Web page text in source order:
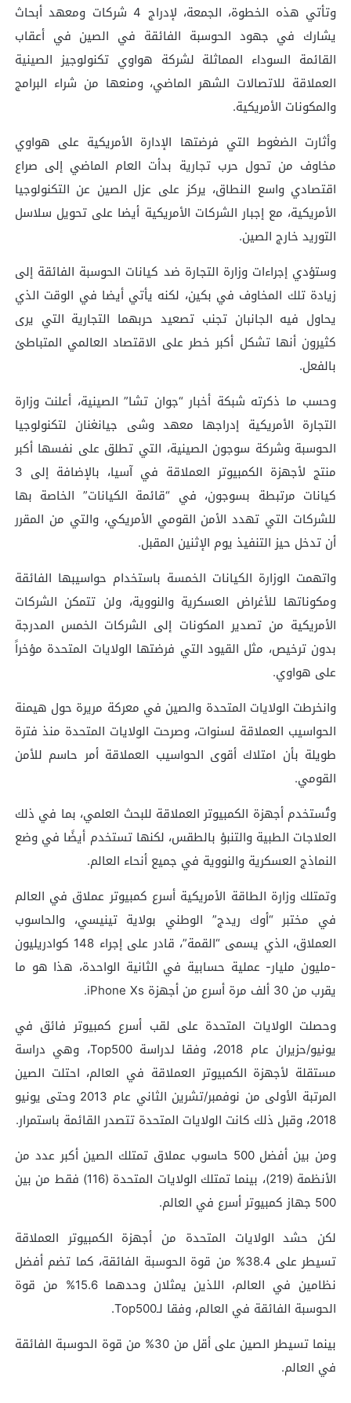
وتأتي هذه الخطوة، الجمعة، لإدراج 4 شركات ومعهد أبحاث
يشارك في جهود الحوسبة الفائقة في الصين في أعقاب
القائمة السوداء المماثلة لشركة هواوي تكنولوجيز الصينية
العملاقة للاتصالات الشهر الماضي، ومنعها من شراء البرامج
والمكونات الأمريكية.
وأثارت الضغوط التي فرضتها الإدارة الأمريكية على هواوي
مخاوف من تحول حرب تجارية بدأت العام الماضي إلى صراع
اقتصادي واسع النطاق، يركز على عزل الصين عن التكنولوجيا
الأمريكية، مع إجبار الشركات الأمريكية أيضا على تحويل سلاسل
التوريد خارج الصين.
وستؤدي إجراءات وزارة التجارة ضد كيانات الحوسبة الفائقة إلى
زيادة تلك المخاوف في بكين، لكنه يأتي أيضا في الوقت الذي
يحاول فيه الجانبان تجنب تصعيد حربهما التجارية التي يرى
كثيرون أنها تشكل أكبر خطر على الاقتصاد العالمي المتباطئ
بالفعل.
وحسب ما ذكرته شبكة أخبار “جوان تشا” الصينية، أعلنت وزارة
التجارة الأمريكية إدراجها معهد وشى جيانغنان لتكنولوجيا
الحوسبة وشركة سوجون الصينية، التي تطلق على نفسها أكبر
منتج لأجهزة الكمبيوتر العملاقة في آسيا، بالإضافة إلى 3
كيانات مرتبطة بسوجون، في “قائمة الكيانات” الخاصة بها
للشركات التي تهدد الأمن القومي الأمريكي، والتي من المقرر
أن تدخل حيز التنفيذ يوم الإثنين المقبل.
واتهمت الوزارة الكيانات الخمسة باستخدام حواسيبها الفائقة
ومكوناتها للأغراض العسكرية والنووية، ولن تتمكن الشركات
الأمريكية من تصدير المكونات إلى الشركات الخمس المدرجة
بدون ترخيص، مثل القيود التي فرضتها الولايات المتحدة مؤخراً
على هواوي.
وانخرطت الولايات المتحدة والصين في معركة مريرة حول هيمنة
الحواسيب العملاقة لسنوات، وصرحت الولايات المتحدة منذ فترة
طويلة بأن امتلاك أقوى الحواسيب العملاقة أمر حاسم للأمن
القومي.
وتُستخدم أجهزة الكمبيوتر العملاقة للبحث العلمي، بما في ذلك
العلاجات الطبية والتنبؤ بالطقس، لكنها تستخدم أيضًا في وضع
النماذج العسكرية والنووية في جميع أنحاء العالم.
وتمتلك وزارة الطاقة الأمريكية أسرع كمبيوتر عملاق في العالم
في مختبر “أوك ريدج” الوطني بولاية تينيسي، والحاسوب
العملاق، الذي يسمى “القمة”، قادر على إجراء 148 كوادريليون
-مليون مليار- عملية حسابية في الثانية الواحدة، هذا هو ما
يقرب من 30 ألف مرة أسرع من أجهزة iPhone Xs.
وحصلت الولايات المتحدة على لقب أسرع كمبيوتر فائق في
يونيو/حزيران عام 2018، وفقا لدراسة Top500، وهي دراسة
مستقلة لأجهزة الكمبيوتر العملاقة في العالم، احتلت الصين
المرتبة الأولى من نوفمبر/تشرين الثاني عام 2013 وحتى يونيو
2018، وقبل ذلك كانت الولايات المتحدة تتصدر القائمة باستمرار.
ومن بين أفضل 500 حاسوب عملاق تمتلك الصين أكبر عدد من
الأنظمة (219)، بينما تمتلك الولايات المتحدة (116) فقط من بين
500 جهاز كمبيوتر أسرع في العالم.
لكن حشد الولايات المتحدة من أجهزة الكمبيوتر العملاقة
تسيطر على 38.4% من قوة الحوسبة الفائقة، كما تضم أفضل
نظامين في العالم، اللذين يمثلان وحدهما 15.6% من قوة
الحوسبة الفائقة في العالم، وفقا لـTop500.
بينما تسيطر الصين على أقل من 30% من قوة الحوسبة الفائقة
في العالم.